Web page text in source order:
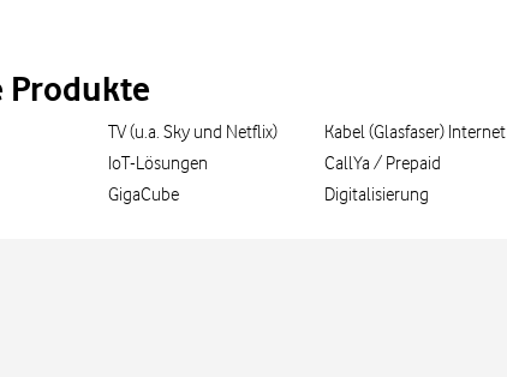
Produkte
TV (u.a. Sky und Netflix)
IoT-Lösungen
GigaCube
Kabel (Glasfaser) Internet
CallYa / Prepaid
Digitalisierung